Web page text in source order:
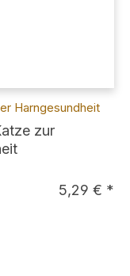
Harngesundheit
zur
5,29 € *